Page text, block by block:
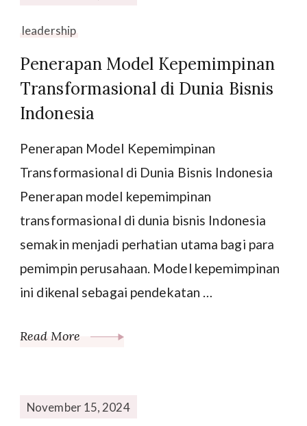
leadership
Penerapan Model Kepemimpinan
Transformasional di Dunia Bisnis
Indonesia
Penerapan Model Kepemimpinan
Transformasional di Dunia Bisnis Indonesia
Penerapan model kepemimpinan
transformasional di dunia bisnis Indonesia
semakin menjadi perhatian utama bagi para
pemimpin perusahaan. Model kepemimpinan
ini dikenal sebagai pendekatan …
Read More
November 15, 2024